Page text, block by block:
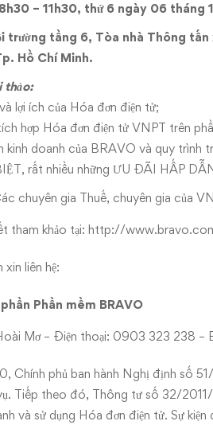
– 11h30, thứ 6 ngày 06 tháng
trường tầng 6, Tòa nhà Thông tấn
Hồ Chí Minh.
thảo:
lợi ích của Hóa đơn điện tử;
hợp Hóa đơn điện tử VNPT trên
kinh doanh của BRAVO và quy trình
rất nhiều những ƯU ĐÃI HẤP
chuyên gia Thuế, chuyên gia của
tham khảo tại: http://
liên hệ:
Phần mềm BRAVO
Mơ – Điện thoại: 0903 323 238 –
Chính phủ ban hành Nghị định số
Tiếp theo đó, Thông tư số 32/
và sử dụng Hóa đơn điện tử. Sự